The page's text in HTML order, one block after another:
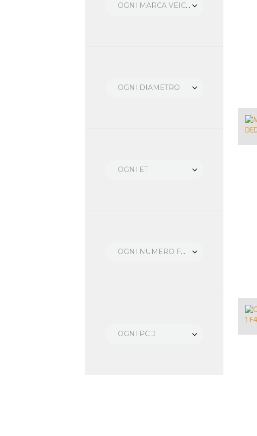
OGNI MARCA VEICOLO
OGNI DIAMETRO
OGNI ET
OGNI NUMERO FORI
OGNI PCD